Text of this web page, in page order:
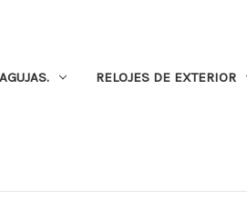
RELOJES DE EXTERIOR